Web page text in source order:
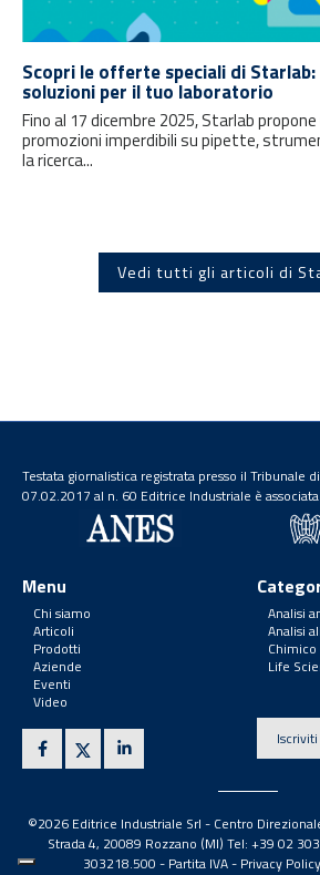
Scopri le offerte speciali di Starlab:
soluzioni per il tuo laboratorio
Fino al 17 dicembre 2025, Starlab
promozioni imperdibili su pipette,
la ricerca...
Vedi tutti gli articoli di
Testata giornalistica registrata presso il Tribunale
07.02.2017 al n. 60 Editrice Industriale è associata
Menu
Chi siamo
Articoli
Prodotti
Aziende
Eventi
Video
Analisi
Analisi
Life
©2026 Editrice Industriale Srl - Centro
Strada 4, 20089 Rozzano (MI) Tel: +39 02
303218.500 - Partita IVA- Privacy Policy